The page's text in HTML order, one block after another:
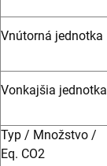
Vnútorná jednotka
Vonkajšia jednotka
Typ / Množstvo /
Eq. CO2